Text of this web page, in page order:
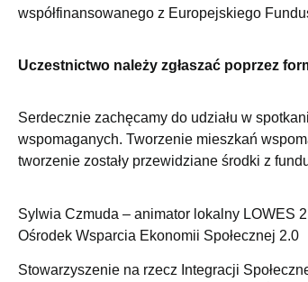
współfinansowanego z Europejskiego
Uczestnictwo należy zgłaszać poprzez
Serdecznie zachęcamy do udziału w
wspomaganych. Tworzenie mieszkań
tworzenie zostały przewidziane środki z
Sylwia Czmuda – animator lokalny LOWES
Ośrodek Wsparcia Ekonomii Społecznej 2.0
Stowarzyszenie na rzecz Integracji